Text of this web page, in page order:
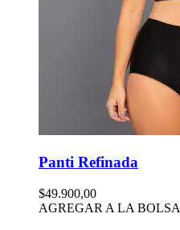
Panti Refinada
$49.900,00
AGREGAR A LA BOLSA